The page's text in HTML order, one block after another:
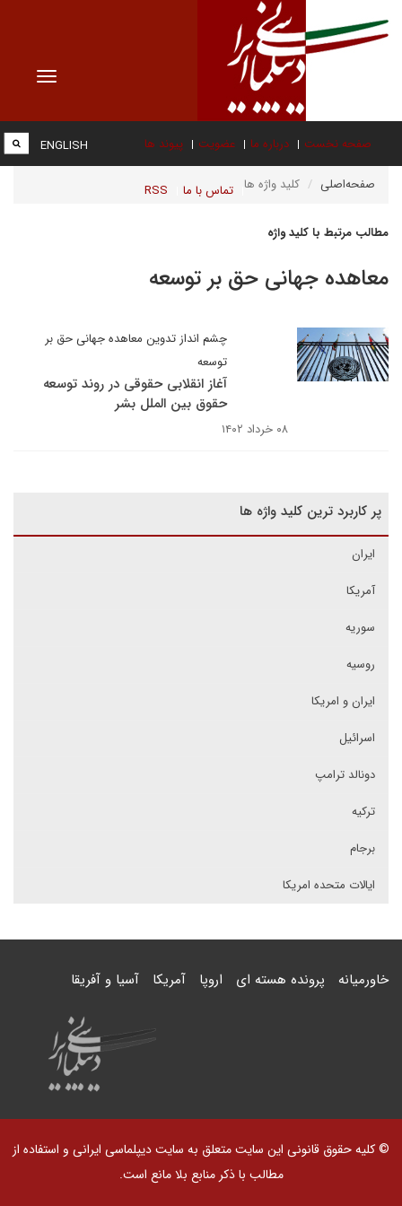
Toggle
صفحه نخست درباره ما عضویت پیوند ها
تماس با ما RSS
ENGLISH
صفحه‌اصلی کلید واژه ها
مطالب مرتبط با کلید واژه
معاهده جهانی حق بر توسعه
چشم انداز تدوین معاهده جهانی حق بر
توسعه
آغاز انقلابی حقوقی در روند توسعه
حقوق بین الملل بشر
۰۸ خرداد ۱۴۰۲
پر کاربرد ترین کلید واژه ها
ایران
آمریکا
سوریه
روسیه
ایران و امریکا
اسرائیل
دونالد ترامپ
ترکیه
برجام
ایالات متحده امریکا
خاورمیانه پرونده هسته ای اروپا آمریکا آسیا و آفریقا
© کلیه حقوق قانونی این سایت متعلق به سایت دیپلماسی ایرانی و استفاده از
مطالب با ذکر منابع بلا مانع است.